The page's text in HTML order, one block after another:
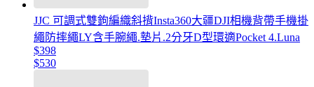
JJC 可調式雙鉤編織斜揹Insta360大疆DJI相機背帶手機掛
繩防摔繩LY含手腕繩.墊片.2分牙D型環適Pocket 4.Luna
$398
$530